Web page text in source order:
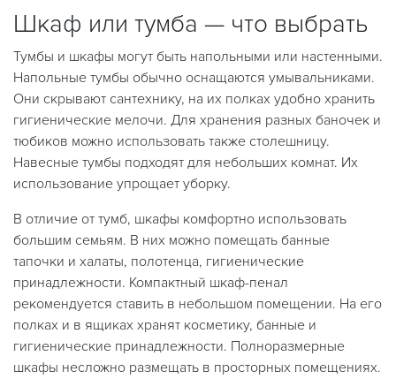
Шкаф или тумба — что выбрать
Тумбы и шкафы могут быть напольными или настенными.
Напольные тумбы обычно оснащаются умывальниками.
Они скрывают сантехнику, на их полках удобно хранить
гигиенические мелочи. Для хранения разных баночек и
тюбиков можно использовать также столешницу.
Навесные тумбы подходят для небольших комнат. Их
использование упрощает уборку.
В отличие от тумб, шкафы комфортно использовать
большим семьям. В них можно помещать банные
тапочки и халаты, полотенца, гигиенические
принадлежности. Компактный шкаф-пенал
рекомендуется ставить в небольшом помещении. На его
полках и в ящиках хранят косметику, банные и
гигиенические принадлежности. Полноразмерные
шкафы несложно размещать в просторных помещениях.